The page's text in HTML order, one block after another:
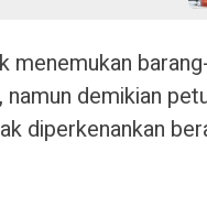
menemukan
demikian
diperkenankan